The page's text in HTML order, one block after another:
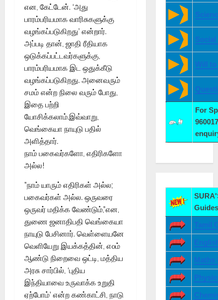
என, கேட்டேன். ‘அது
பாரம்பரியமாக வாரிசுகளுக்கு
வழங்கப்படுகிறது’ என்றார்.
அப்படி தான், ஜாதி ரீதியாக
ஒடுக்கப்பட்டவர்களுக்கு,
பாரம்பரியமாக இட ஒதுக்கீடு
வழங்கப்படுகிறது. அனைவரும்
சமம் என்ற நிலை வரும் போது,
இதை பற்றி
யோசிக்கலாம்.இவ்வாறு,
வெங்கையா நாயுடு பதில்
அளித்தார்.
நாம் பகைவர்களோ, எதிரிகளோ
அல்ல!
”நாம் யாரும் எதிரிகள் அல்ல;
பகைவர்கள் அல்ல. ஒருவரை
ஒருவர் மதிக்க வேண்டும்,”என,
துணை ஜனாதிபதி வெங்கையா
நாயுடு பேசினார். வெள்ளையனே
வெளியேறு இயக்கத்தின், ௭௦ம்
ஆண்டு நிறைவை ஒட்டி, மத்திய
அரசு சார்பில், ‘புதிய
இந்தியாவை உருவாக்க உறுதி
ஏற்போம்’ என்ற கண்காட்சி, நாடு
Social
Will to
For
Tamil
Maths